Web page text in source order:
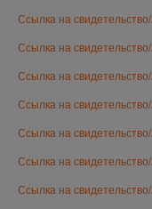
Ссылка на
Ссылка на
Ссылка на
Ссылка на
Ссылка на
Ссылка на
Ссылка на